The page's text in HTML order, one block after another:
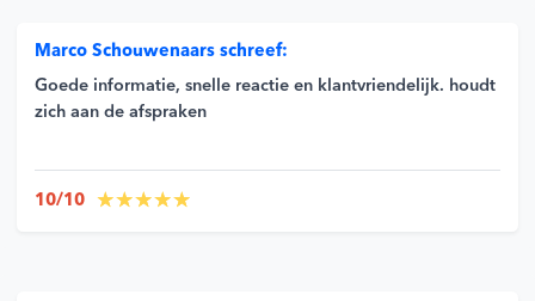
Marco Schouwenaars schreef:
Goede informatie, snelle reactie en klantvriendelijk. houdt
zich aan de afspraken
10/10